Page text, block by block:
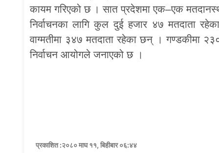
कायम गरिएको छ । सात प्रदेशमा एक–एक
निर्वाचनका लागि कुल दुई हजार ४७ मतदाता
वाग्मतीमा ३४७ मतदाता रहेका छन् । गण्डकीमा
निर्वाचन आयोगले जनाएको छ ।
प्रकाशित :२०८० माघ ११, बिहीबार ०६:४४